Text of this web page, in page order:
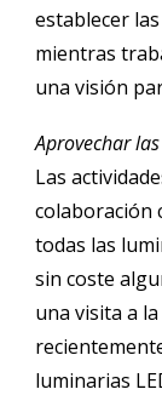
establecer
mientras
una visión
Aprovechar
Las
colaboración
todas las
sin coste
una visita a
luminarias